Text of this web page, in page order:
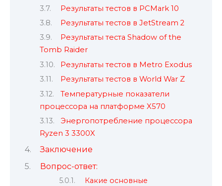
Результаты тестов в PCMark 10
Результаты тестов в JetStream 2
Результаты теста Shadow of the
Tomb Raider
Результаты тестов в Metro Exodus
Результаты тестов в World War Z
Температурные показатели
процессора на платформе X570
Энергопотребление процессора
Ryzen 3 3300X
Заключение
Вопрос-ответ:
Какие основные